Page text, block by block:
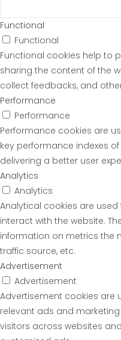
Functional
Functional
Functional cookies help to
sharing the content of the
collect feedbacks, and
Performance
Performance
Performance cookies are
key performance indexes
delivering a better user
Analytics
Analytics
Analytical cookies are
interact with the website.
information on metrics the
traffic source, etc.
Advertisement
Advertisement
Advertisement cookies are
relevant ads and
visitors across websites